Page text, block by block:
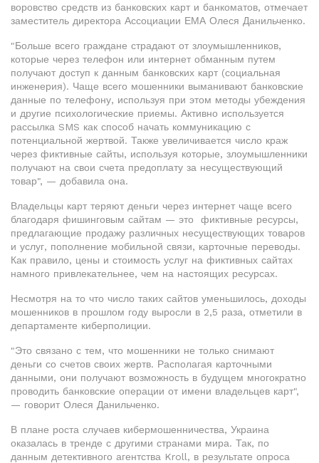
воровство средств из банковских карт и банкоматов, отмечает
заместитель директора Ассоциации ЕМА Олеся Данильченко.
"Больше всего граждане страдают от злоумышленников,
которые через телефон или интернет обманным путем
получают доступ к данным банковских карт (социальная
инженерия). Чаще всего мошенники выманивают банковские
данные по телефону, используя при этом методы убеждения
и другие психологические приемы. Активно используется
рассылка SMS как способ начать коммуникацию с
потенциальной жертвой. Также увеличивается число краж
через фиктивные сайты, используя которые, злоумышленники
получают на свои счета предоплату за несуществующий
товар", — добавила она.
Владельцы карт теряют деньги через интернет чаще всего
благодаря фишинговым сайтам — это фиктивные ресурсы,
предлагающие продажу различных несуществующих товаров
и услуг, пополнение мобильной связи, карточные переводы.
Как правило, цены и стоимость услуг на фиктивных сайтах
намного привлекательнее, чем на настоящих ресурсах.
Несмотря на то что число таких сайтов уменьшилось, доходы
мошенников в прошлом году выросли в 2,5 раза, отметили в
департаменте киберполиции.
"Это связано с тем, что мошенники не только снимают
деньги со счетов своих жертв. Располагая карточными
данными, они получают возможность в будущем многократно
проводить банковские операции от имени владельцев карт",
— говорит Олеся Данильченко.
В плане роста случаев кибермошенничества, Украина
оказалась в тренде с другими странами мира. Так, по
данным детективного агентства Kroll, в результате опроса